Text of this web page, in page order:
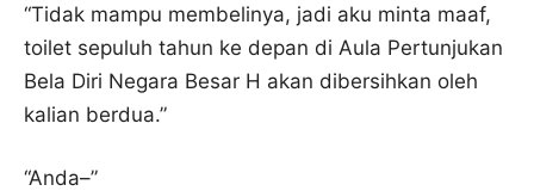
“Tidak mampu membelinya, jadi aku minta maaf,
toilet sepuluh tahun ke depan di Aula Pertunjukan
Bela Diri Negara Besar H akan dibersihkan oleh
kalian berdua.”
“Anda–”